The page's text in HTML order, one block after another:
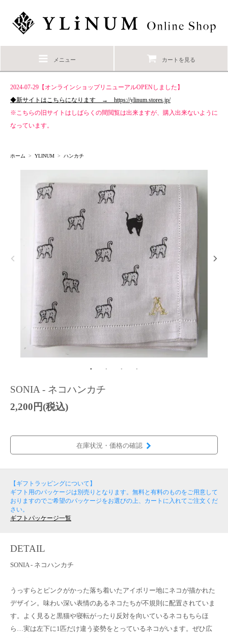
メニュー カートを見る
2024-07-29【オンラインショップリニューアルOPENしました】
◆新サイトはこちらになります → https://ylinum.stores.jp/
※こちらの旧サイトはしばらくの間閲覧は出来ますが、購入出来ないように
なっています。
ホーム > YLINUM > ハンカチ
SONIA - ネコハンカチ
2,200円(税込)
在庫状況・価格の確認
【ギフトラッピングについて】
ギフト用のパッケージは別売りとなります。無料と有料のものをご用意して
おりますのでご希望のパッケージをお選びの上、カートに入れてご注文くだ
さい。
ギフトパッケージ一覧
DETAIL
SONIA - ネコハンカチ
うっすらとピンクがかった落ち着いたアイボリー地にネコが描かれた
デザイン。味わい深い表情のあるネコたちが不規則に配置されていま
す。よく見ると黒猫や寝転がったり反対を向いているネコもちらほ
ら…実は左下に1匹だけ違う姿勢をとっているネコがいます。ぜひ広